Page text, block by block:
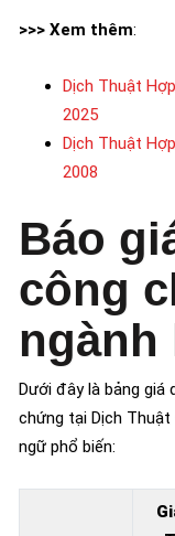
>>> Xem thêm:
Dịch Thuật
2025
Dịch Thuật
2008
Báo
công
ngành
Dưới đây là bảng giá
chứng tại Dịch
ngữ phổ biến: